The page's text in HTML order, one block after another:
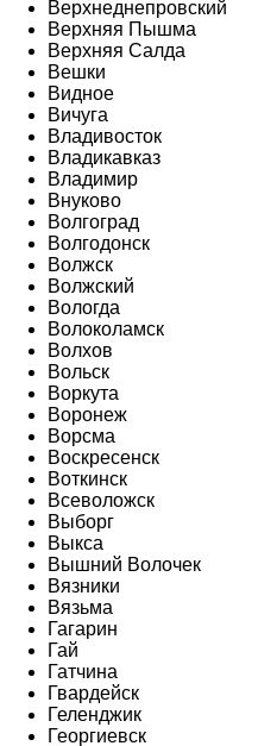
Верхнеднепровский
Верхняя Пышма
Верхняя Салда
Вешки
Видное
Вичуга
Владивосток
Владикавказ
Владимир
Внуково
Волгоград
Волгодонск
Волжск
Волжский
Вологда
Волоколамск
Волхов
Вольск
Воркута
Воронеж
Ворсма
Воскресенск
Воткинск
Всеволожск
Выборг
Выкса
Вышний Волочек
Вязники
Вязьма
Гагарин
Гай
Гатчина
Гвардейск
Геленджик
Георгиевск